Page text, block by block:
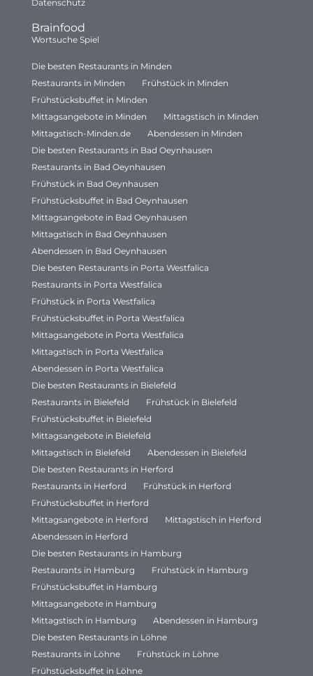
Datenschutz
Brainfood
Wortsuche Spiel
Die besten Restaurants in Minden
Restaurants in Minden
Frühstück in Minden
Frühstücksbuffet in Minden
Mittagsangebote in Minden
Mittagstisch in Minden
Mittagstisch-Minden.de
Abendessen in Minden
Die besten Restaurants in Bad Oeynhausen
Restaurants in Bad Oeynhausen
Frühstück in Bad Oeynhausen
Frühstücksbuffet in Bad Oeynhausen
Mittagsangebote in Bad Oeynhausen
Mittagstisch in Bad Oeynhausen
Abendessen in Bad Oeynhausen
Die besten Restaurants in Porta Westfalica
Restaurants in Porta Westfalica
Frühstück in Porta Westfalica
Frühstücksbuffet in Porta Westfalica
Mittagsangebote in Porta Westfalica
Mittagstisch in Porta Westfalica
Abendessen in Porta Westfalica
Die besten Restaurants in Bielefeld
Restaurants in Bielefeld
Frühstück in Bielefeld
Frühstücksbuffet in Bielefeld
Mittagsangebote in Bielefeld
Mittagstisch in Bielefeld
Abendessen in Bielefeld
Die besten Restaurants in Herford
Restaurants in Herford
Frühstück in Herford
Frühstücksbuffet in Herford
Mittagsangebote in Herford
Mittagstisch in Herford
Abendessen in Herford
Die besten Restaurants in Hamburg
Restaurants in Hamburg
Frühstück in Hamburg
Frühstücksbuffet in Hamburg
Mittagsangebote in Hamburg
Mittagstisch in Hamburg
Abendessen in Hamburg
Die besten Restaurants in Löhne
Restaurants in Löhne
Frühstück in Löhne
Frühstücksbuffet in Löhne